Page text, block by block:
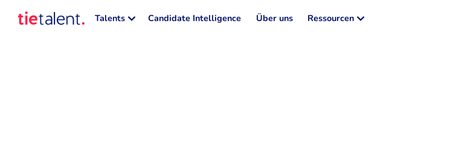
Talents Candidate Intelligence Über uns Ressourcen